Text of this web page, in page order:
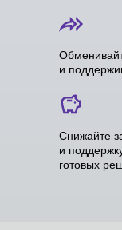
и
Снижайте
и
готовых